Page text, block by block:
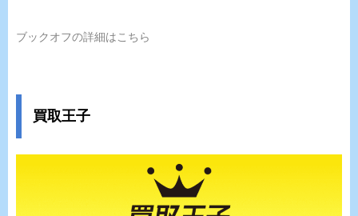
ブックオフの詳細はこちら
買取王子